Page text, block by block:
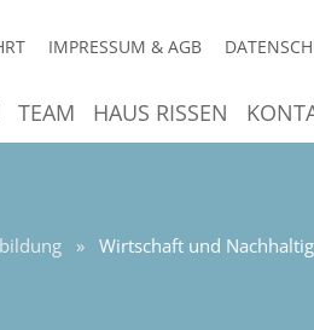
IMPRESSUM & AGB
TEAM HAUS RISSEN
» Wirtschaft und